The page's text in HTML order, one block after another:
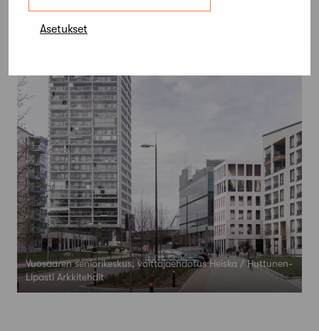
Asetukset
Vuosaaren seniorikeskus, voittajaehdotus Heiska / Huttunen-
Lipasti Arkkitehdit